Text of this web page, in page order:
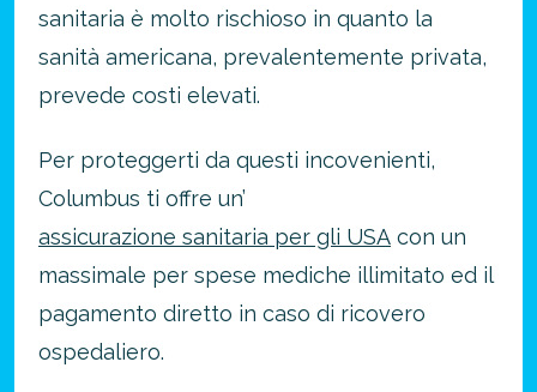
sanitaria è molto rischioso in quanto la
sanità americana, prevalentemente privata,
prevede costi elevati.
Per proteggerti da questi incovenienti,
Columbus ti offre un’
assicurazione sanitaria per gli USA con un
massimale per spese mediche illimitato ed il
pagamento diretto in caso di ricovero
ospedaliero.